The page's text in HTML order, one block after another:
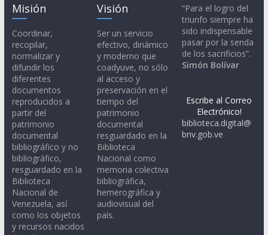
Misión
Coordinar,
recopilar,
normalizar y
difundir los
diferentes
documentos
reproducidos a
partir del
patrimonio
documental
bibliográfico y no
bibliográfico,
resguardado en la
Biblioteca
Nacional de
Venezuela, así
como los objetos
y recursos nacidos
Visión
Ser un servicio
efectivo, dinámico
y moderno que
coadyuve, no sólo
al acceso y
preservación en el
tiempo del
patrimonio
documental
resguardado en la
Biblioteca
Nacional como
memoria colectiva
bibliográfica,
hemerográfica y
audiovisual del
país.
“Para el logro del
triunfo siempre ha
sido indispensable
pasar por la senda
de los sacrificios”.
Simón Bolívar
Escribe al Correo
Electrónico!
biblioteca.digital@
bnv.gob.ve